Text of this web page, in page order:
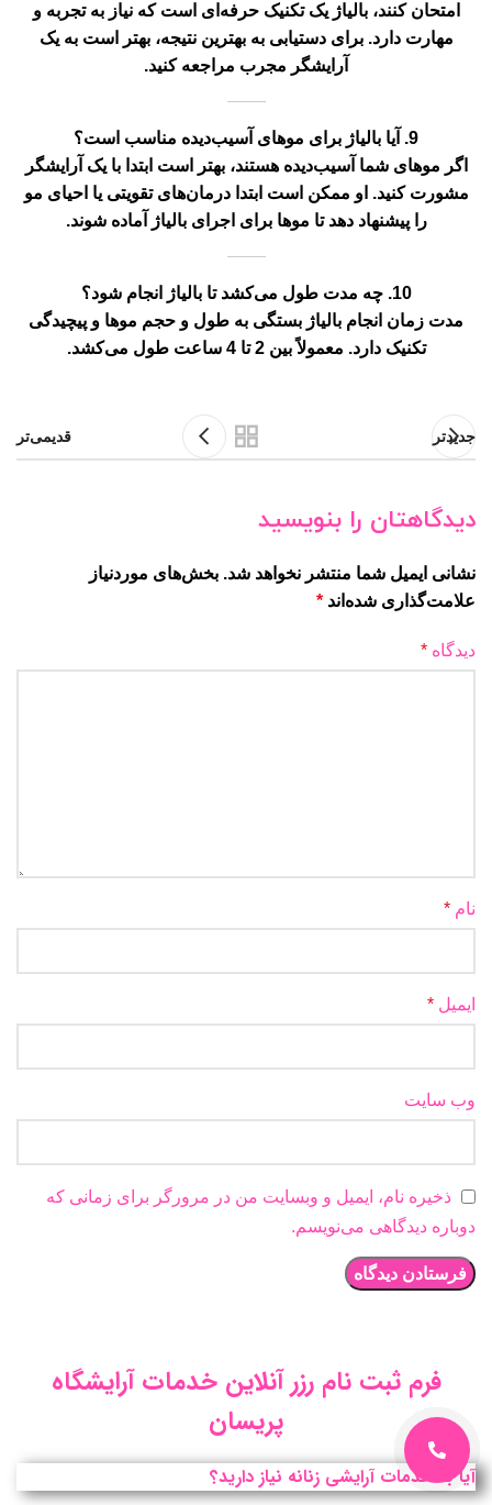
امتحان کنند، بالیاژ یک تکنیک حرفه‌ای است که نیاز به تجربه و
مهارت دارد. برای دستیابی به بهترین نتیجه، بهتر است به یک
آرایشگر مجرب مراجعه کنید.
9. آیا بالیاژ برای موهای آسیب‌دیده مناسب است؟
اگر موهای شما آسیب‌دیده هستند، بهتر است ابتدا با یک آرایشگر
مشورت کنید. او ممکن است ابتدا درمان‌های تقویتی یا احیای مو
را پیشنهاد دهد تا موها برای اجرای بالیاژ آماده شوند.
10. چه مدت طول می‌کشد تا بالیاژ انجام شود؟
مدت زمان انجام بالیاژ بستگی به طول و حجم موها و پیچیدگی
تکنیک دارد. معمولاً بین 2 تا 4 ساعت طول می‌کشد.
جدیدتر قدیمی‌تر
دیدگاهتان را بنویسید
نشانی ایمیل شما منتشر نخواهد شد. بخش‌های موردنیاز
علامت‌گذاری شده‌اند *
دیدگاه *
نام *
ایمیل *
وب‌ سایت
ذخیره نام، ایمیل و وبسایت من در مرورگر برای زمانی که
دوباره دیدگاهی می‌نویسم.
فرم ثبت نام رزر آنلاین خدمات آرایشگاه
پریسان
آیا به خدمات آرایشی زنانه نیاز دارید؟